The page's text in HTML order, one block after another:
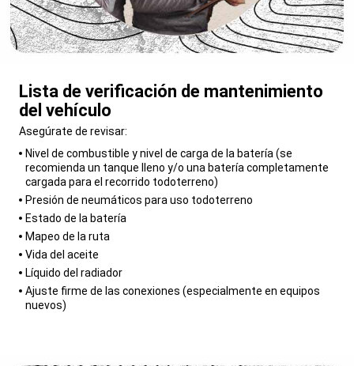
Lista de verificación de mantenimiento
del vehículo
Asegúrate de revisar:
Nivel de combustible y nivel de carga de la batería (se
recomienda un tanque lleno y/o una batería completamente
cargada para el recorrido todoterreno)
Presión de neumáticos para uso todoterreno
Estado de la batería
Mapeo de la ruta
Vida del aceite
Líquido del radiador
Ajuste firme de las conexiones (especialmente en equipos
nuevos)